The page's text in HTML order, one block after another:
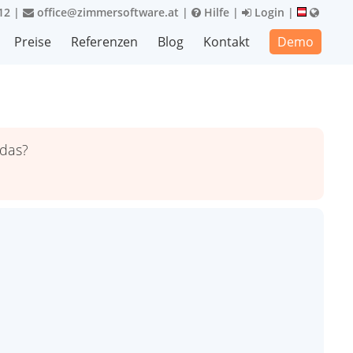
| office@zimmersoftware.at | Hilfe | Login |
Preise Referenzen Blog Kontakt Demo